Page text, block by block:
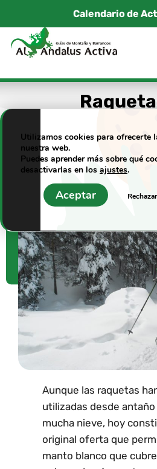
contenido
Calendario de
en
Aunque las raquetas
utilizadas desde
mucha nieve, hoy
original oferta que
manto blanco que
Utilizamos cookies para ofrecerte
nuestra web.
Puedes aprender más sobre qué
desactivarlas en los ajustes.
Aceptar Rechazar